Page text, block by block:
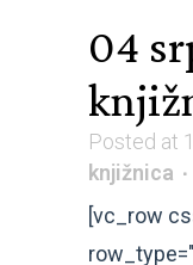
04
Posted at
knjižnica
[vc_row